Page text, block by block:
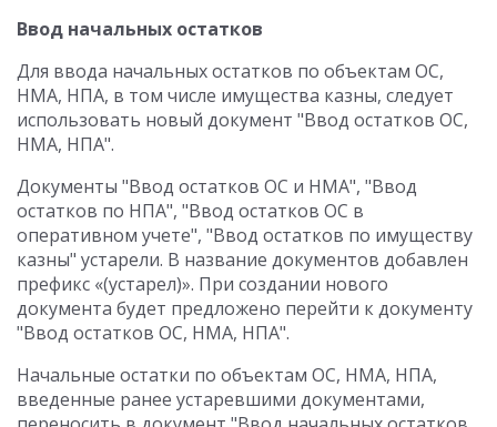
Ввод начальных остатков
Для ввода начальных остатков по объектам ОС,
НМА, НПА, в том числе имущества казны, следует
использовать новый документ "Ввод остатков ОС,
НМА, НПА".
Документы "Ввод остатков ОС и НМА", "Ввод
остатков по НПА", "Ввод остатков ОС в
оперативном учете", "Ввод остатков по имуществу
казны" устарели. В название документов добавлен
префикс «(устарел)». При создании нового
документа будет предложено перейти к документу
"Ввод остатков ОС, НМА, НПА".
Начальные остатки по объектам ОС, НМА, НПА,
введенные ранее устаревшими документами,